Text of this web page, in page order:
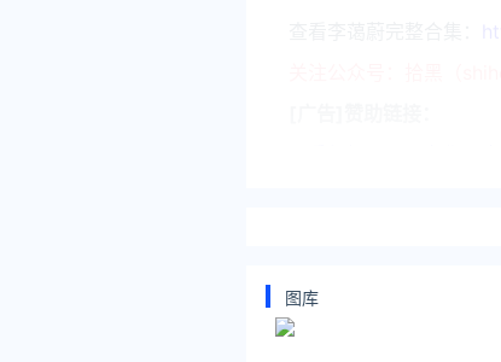
四季很好，只要有你
原文链接 https://
图库